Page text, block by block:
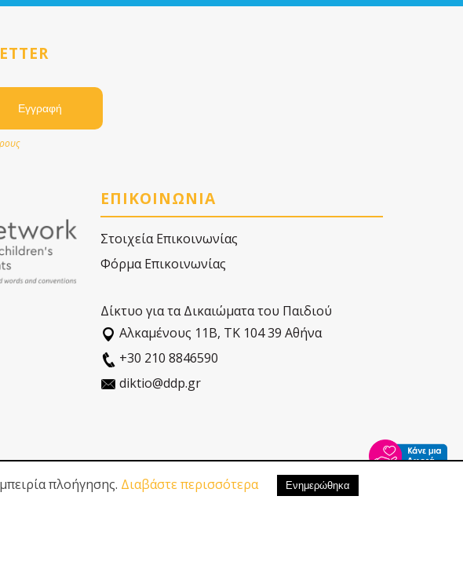
ΕΠΙΚΟΙΝΩΝΙΑ
Στοιχεία Επικοινωνίας
Φόρμα Επικοινωνίας
Δίκτυο για τα Δικαιώματα του Παιδιού
Αλκαµένους 11Β, ΤΚ 104 39 Αθήνα
+30 210 8846590
diktio@ddp.gr
πλοήγησης. Διαβάστε περισσότερα